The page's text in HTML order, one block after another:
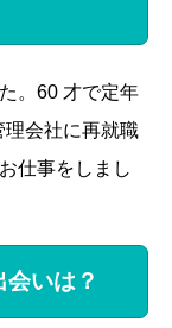
。 60 才で定年
会社に再就職
仕事をしまし
いは？